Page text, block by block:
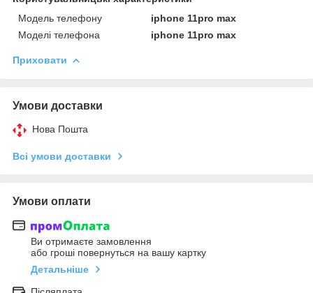
Модель телефону
iphone 11pro max
Моделі телефона
iphone 11pro max
Приховати
Умови доставки
Нова Пошта
Всі умови доставки
Умови оплати
Ви отримаєте замовлення
або гроші повернуться на вашу картку
Детальніше